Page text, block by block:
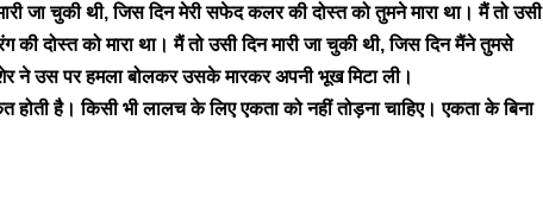
जा चुकी थी, जिस दिन मेरी सफेद कलर की दोस्त को तुमने मारा था। मैं तो उसी
की दोस्त को मारा था। मैं तो उसी दिन मारी जा चुकी थी, जिस दिन मैंने तुमसे
ने उस पर हमला बोलकर उसके मारकर अपनी भूख मिटा ली।
होती है। किसी भी लालच के लिए एकता को नहीं तोड़ना चाहिए। एकता के बिना